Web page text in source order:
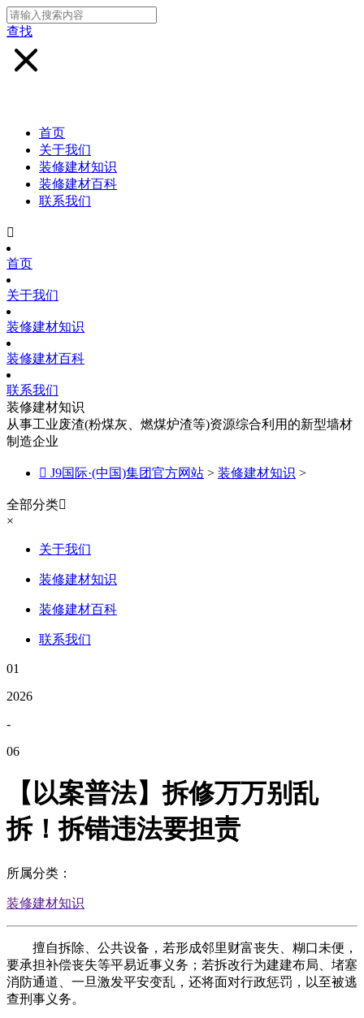
查找
首页
关于我们
装修建材知识
装修建材百科
联系我们

首页
关于我们
装修建材知识
装修建材百科
联系我们
装修建材知识
从事工业废渣(粉煤灰、燃煤炉渣等)资源综合利用的新型墙材
制造企业
 J9国际·(中国)集团官方网站 > 装修建材知识 >
全部分类
×
关于我们
装修建材知识
装修建材百科
联系我们
01
2026
-
06
【以案普法】拆修万万别乱
拆！拆错违法要担责
所属分类：
装修建材知识
擅自拆除、公共设备，若形成邻里财富丧失、糊口未便，
要承担补偿丧失等平易近事义务；若拆改行为建建布局、堵塞
消防通道、一旦激发平安变乱，还将面对行政惩罚，以至被逃
查刑事义务。